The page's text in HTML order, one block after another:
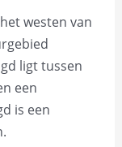
westen van
ligt tussen
een
is een